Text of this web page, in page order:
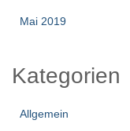
Mai 2019
Kategorien
Allgemein